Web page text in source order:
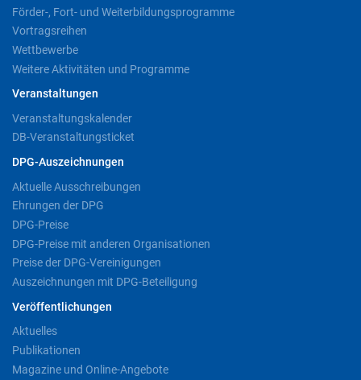
Förder-, Fort- und Weiterbildungsprogramme
Vortragsreihen
Wettbewerbe
Weitere Aktivitäten und Programme
Veranstaltungen
Veranstaltungskalender
DB-Veranstaltungsticket
DPG-Auszeichnungen
Aktuelle Ausschreibungen
Ehrungen der DPG
DPG-Preise
DPG-Preise mit anderen Organisationen
Preise der DPG-Vereinigungen
Auszeichnungen mit DPG-Beteiligung
Veröffentlichungen
Aktuelles
Publikationen
Magazine und Online-Angebote